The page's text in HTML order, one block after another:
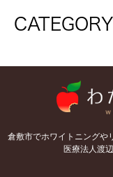
CATEGORY
倉敷市でホワイトニングや
医療法人渡